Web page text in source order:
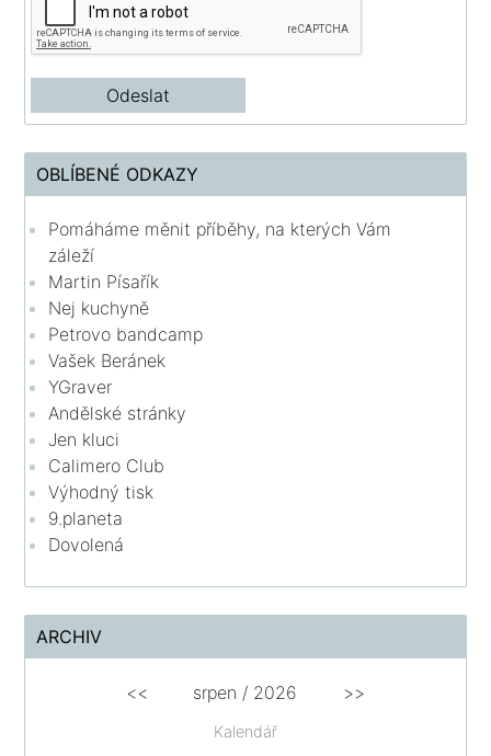
OBLÍBENÉ ODKAZY
Pomáháme měnit příběhy, na kterých Vám
záleží
Martin Písařík
Nej kuchyně
Petrovo bandcamp
Vašek Beránek
YGraver
Andělské stránky
Jen kluci
Calimero Club
Výhodný tisk
9.planeta
Dovolená
ARCHIV
Kalendář
<< srpen / 2026 >>